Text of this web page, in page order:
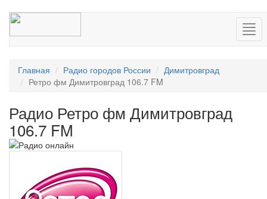
Главная Радио городов России
Димитровград
Ретро фм Димитровград 106.7 FM
Радио Ретро фм Димитровград
106.7 FM